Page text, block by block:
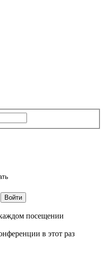
посещении
в этот раз